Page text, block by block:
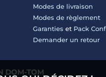
Modes de livraison
Modes de règlement
Garanties et Pack
Demander un retour
DOM-TOM